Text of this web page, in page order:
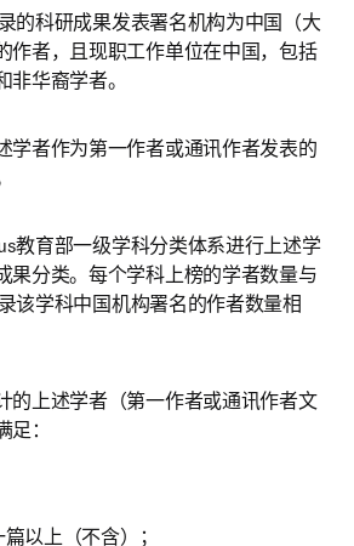
的科研成果发表署名机构为中国（大
作者，且现职工作单位在中国，包括
非华裔学者。
学者作为第一作者或通讯作者发表的
教育部一级学科分类体系进行上述学
果分类。每个学科上榜的学者数量与
该学科中国机构署名的作者数量相
的上述学者（第一作者或通讯作者文
：
以上（不含）；